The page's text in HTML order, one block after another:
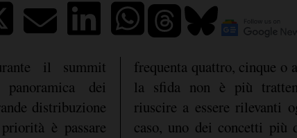
il summit
dei
distribuzione
è passare
frequenta quattro, cinque o
la sfida non è più
riuscire a essere rilevanti
caso, uno dei concetti più